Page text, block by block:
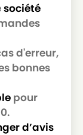
société
d'erreur,
bonnes
pour
d’avis